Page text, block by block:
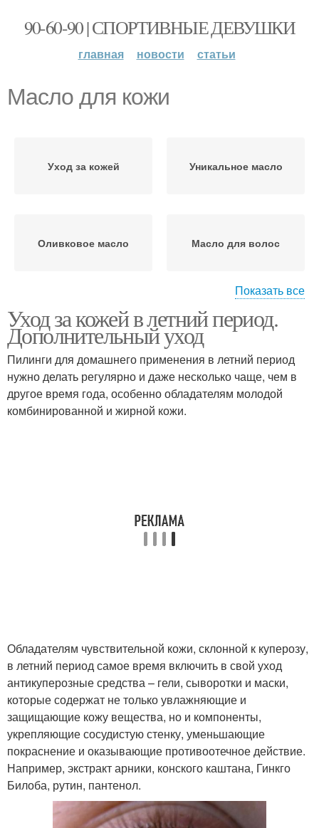
90-60-90 | СПОРТИВНЫЕ ДЕВУШКИ
главная новости статьи
Масло для кожи
Уход за кожей Уникальное масло
Оливковое масло Масло для волос
Маски с оливковым
маслом
Масло в уходе
Масло для лица
Масло в косметических
Показать все
Уход за кожей в летний период.
Дополнительный уход
Пилинги для домашнего применения в летний период
нужно делать регулярно и даже несколько чаще, чем в
другое время года, особенно обладателям молодой
комбинированной и жирной кожи.
Обладателям чувствительной кожи, склонной к куперозу,
в летний период самое время включить в свой уход
антикуперозные средства – гели, сыворотки и маски,
которые содержат не только увлажняющие и
защищающие кожу вещества, но и компоненты,
укрепляющие сосудистую стенку, уменьшающие
покраснение и оказывающие противоотечное действие.
Например, экстракт арники, конского каштана, Гинкго
Билоба, рутин, пантенол.